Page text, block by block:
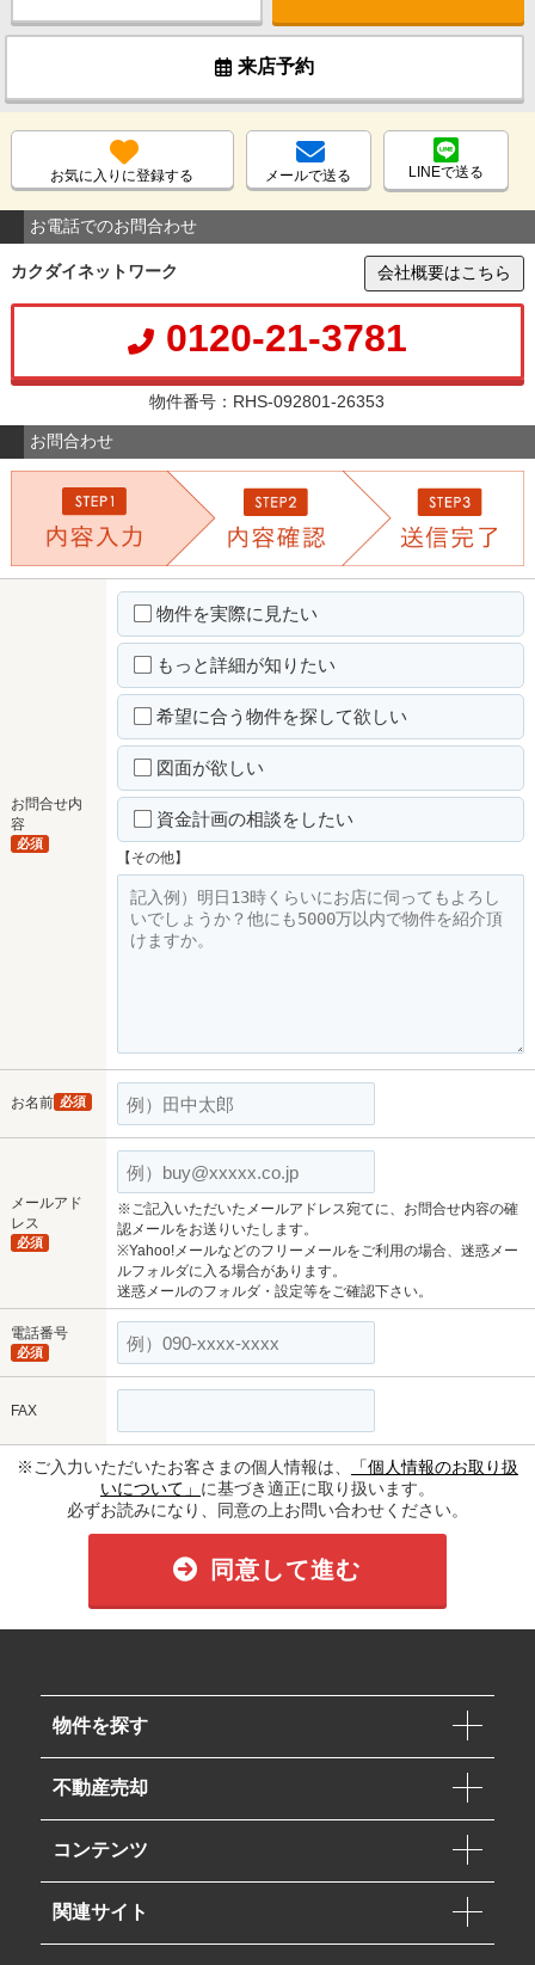
来店予約
お気に入りに登録する メールで送る LINEで送る
お電話でのお問合わせ
カクダイネットワーク 会社概要はこちら
0120-21-3781
物件番号：RHS-092801-26353
お問合わせ
お問合せ内
容
必須
物件を実際に見たい
もっと詳細が知りたい
希望に合う物件を探して欲しい
図面が欲しい
資金計画の相談をしたい
【その他】
お名前 必須
メールアド
レス
必須
※ご記入いただいたメールアドレス宛てに、お問合せ内容の確
認メールをお送りいたします。
※Yahoo!メールなどのフリーメールをご利用の場合、迷惑メー
ルフォルダに入る場合があります。
迷惑メールのフォルダ・設定等をご確認下さい。
電話番号
必須
FAX
※ご入力いただいたお客さまの個人情報は、
「個人情報のお取り扱
いについて」 に基づき適正に取り扱います。
必ずお読みになり、同意の上お問い合わせください。
同意して進む
物件を探す
不動産売却
コンテンツ
関連サイト